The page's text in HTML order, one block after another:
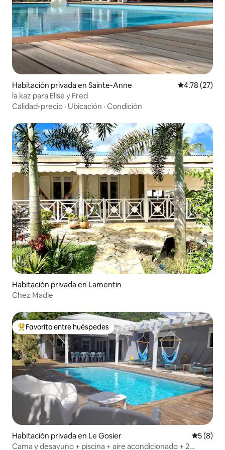
Habitación privada en Sainte-Anne Calificación
4.78 (27)
la kaz para Elise y Fred
Calidad-precio · Ubicación · Condición
Habitación privada en Lamentin
Chez Madie
Favorito entre huéspedes preferido
Favorito entre huéspedes
Habitación privada en Le Gosier
5 (8)
Cama y desayuno + piscina + aire acondicionado + 2